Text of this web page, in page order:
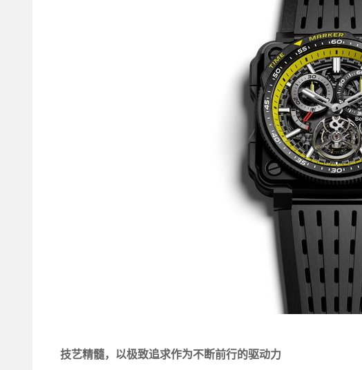
技艺精髓，以极致追求作为不断前行的驱动力